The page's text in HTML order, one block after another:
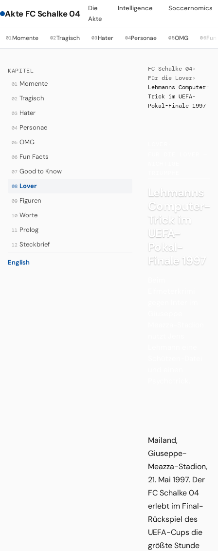
Akte FC Schalke 04
Die
Akte
Intelligence Soccernomics
01Momente 02Tragisch 03Hater 04Personae 05OMG 06
KAPITEL
01 Momente
02 Tragisch
03 Hater
04 Personae
05 OMG
06 Fun Facts
07 Good to Know
08 Lover
09 Figuren
10 Worte
11 Prolog
12 Steckbrief
English
FC Schalke 04›
Für die Lover›
Lehmanns Computer-
Trick im UEFA-
Pokal-Finale 1997
Lehmanns
Computer-
Trick im
UEFA-
Pokal-
Finale 1997
Mailand,
Giuseppe-
Meazza-Stadion,
21. Mai 1997. Der
FC Schalke 04
erlebt im Final-
Rückspiel des
UEFA-Cups die
größte Stunde